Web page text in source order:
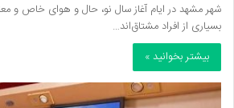
شهر مشهد در ایام آغاز سال نو، حال و هوای خاص و
بسیاری از افراد مشتاق‌اند…
بیشتر بخوانید »